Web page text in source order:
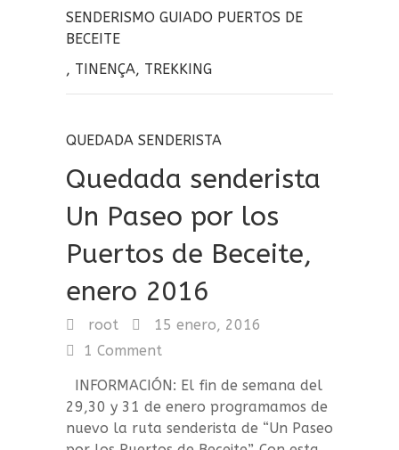
SENDERISMO GUIADO PUERTOS DE
BECEITE
, TINENÇA, TREKKING
QUEDADA SENDERISTA
Quedada senderista
Un Paseo por los
Puertos de Beceite,
enero 2016
root
15 enero, 2016
1 Comment
INFORMACIÓN: El fin de semana del
29,30 y 31 de enero programamos de
nuevo la ruta senderista de “Un Paseo